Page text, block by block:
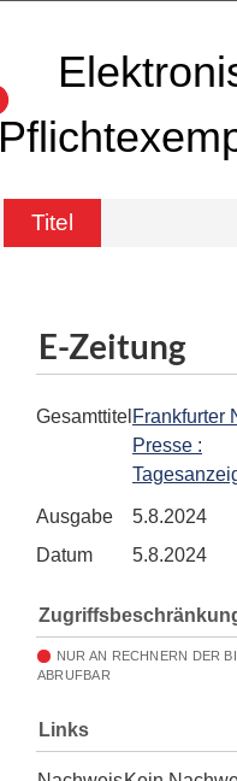
Titel
E-Zeitung
Gesamttitel Frankfurter
Presse :
Ausgabe
5.8.2024
Datum
5.8.2024
NUR AN RECHNERN DER
ABRUFBAR
Links